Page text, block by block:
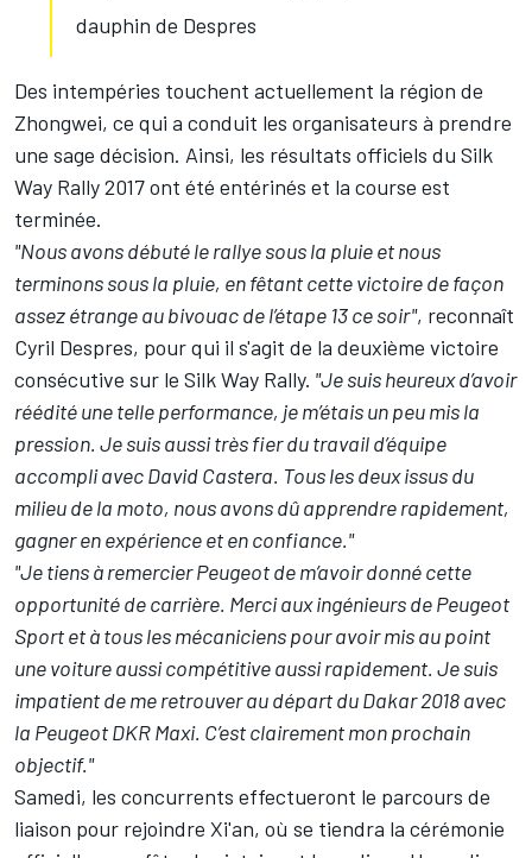
dauphin de Despres
Des intempéries touchent actuellement la région de
Zhongwei, ce qui a conduit les organisateurs à prendre
une sage décision. Ainsi, les résultats officiels du Silk
Way Rally 2017 ont été entérinés et la course est
terminée.
"Nous avons débuté le rallye sous la pluie et nous
terminons sous la pluie, en fêtant cette victoire de façon
assez étrange au bivouac de l’étape 13 ce soir", reconnaît
Cyril Despres, pour qui il s'agit de la deuxième victoire
consécutive sur le Silk Way Rally. "Je suis heureux d’avoir
réédité une telle performance, je m’étais un peu mis la
pression. Je suis aussi très fier du travail d’équipe
accompli avec David Castera. Tous les deux issus du
milieu de la moto, nous avons dû apprendre rapidement,
gagner en expérience et en confiance."
"Je tiens à remercier Peugeot de m’avoir donné cette
opportunité de carrière. Merci aux ingénieurs de Peugeot
Sport et à tous les mécaniciens pour avoir mis au point
une voiture aussi compétitive aussi rapidement. Je suis
impatient de me retrouver au départ du Dakar 2018 avec
la Peugeot DKR Maxi. C’est clairement mon prochain
objectif."
Samedi, les concurrents effectueront le parcours de
liaison pour rejoindre Xi'an, où se tiendra la cérémonie